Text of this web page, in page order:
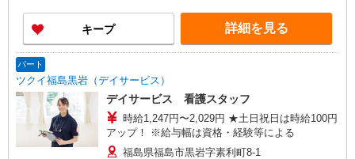
キープ 詳細を見る
パート
ツクイ福島黒岩（デイサービス）
デイサービス 看護スタッフ
時給1,247円〜2,029円 ★土日祝日は時給100円
アップ！ ※給与幅は資格・経験等による
福島県福島市黒岩字素利町8-1